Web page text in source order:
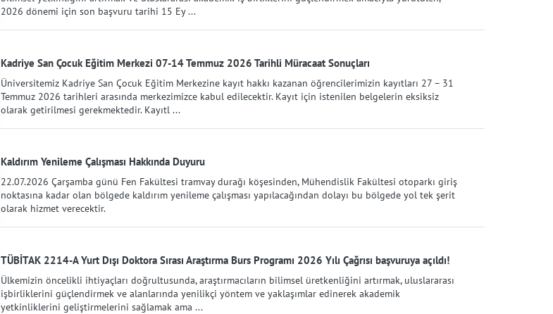
2026 dönemi için son başvuru tarihi 15 Ey ...
Kadriye San Çocuk Eğitim Merkezi 07-14 Temmuz 2026 Tarihli Müracaat Sonuçları
Üniversitemiz Kadriye San Çocuk Eğitim Merkezine kayıt hakkı kazanan öğrencilerimizin kayıtları 27 – 31
Temmuz 2026 tarihleri arasında merkezimizce kabul edilecektir. Kayıt için istenilen belgelerin eksiksiz
olarak getirilmesi gerekmektedir. Kayıtl ...
Kaldırım Yenileme Çalışması Hakkında Duyuru
22.07.2026 Çarşamba günü Fen Fakültesi tramvay durağı köşesinden, Mühendislik Fakültesi otoparkı giriş
noktasına kadar olan bölgede kaldırım yenileme çalışması yapılacağından dolayı bu bölgede yol tek şerit
olarak hizmet verecektir.
TÜBİTAK 2214-A Yurt Dışı Doktora Sırası Araştırma Burs Programı 2026 Yılı Çağrısı başvuruya açıldı!
Ülkemizin öncelikli ihtiyaçları doğrultusunda, araştırmacıların bilimsel üretkenliğini artırmak, uluslararası
işbirliklerini güçlendirmek ve alanlarında yenilikçi yöntem ve yaklaşımlar edinerek akademik
yetkinliklerini geliştirmelerini sağlamak ama ...